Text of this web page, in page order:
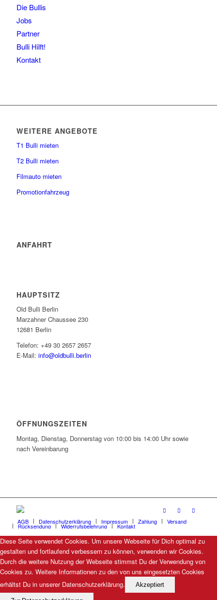
Die Bullis
Jobs
Partner
Bulli Hilft!
Kontakt
WEITERE ANGEBOTE
T1 Bulli mieten
T2 Bulli mieten
Filmauto mieten
Promotionfahrzeug
ANFAHRT
HAUPTSITZ
Old Bulli Berlin
Marzahner Chaussee 230
12681 Berlin
Telefon: +49 30 2657 2657
E-Mail: info@oldbulli.berlin
ÖFFNUNGSZEITEN
Montag, Dienstag, Donnerstag von 10:00 bis 14:00 Uhr sowie
nach Vereinbarung
AGB Datenschutzerklärung Impressum Zahlung Versand
Rücksendung Widerrufsbelehrung Kontakt
Diese Seite verwendet Cookies. Um unsere Webseite für Dich optimal zu
gestalten und fortlaufend verbessern zu können, verwenden wir Cookies.
Durch die weitere Nutzung der Webseite stimmst Du der Verwendung von
Cookies zu. Weitere Informationen zu den von uns eingesetzten Cookies
erhältst Du in unserer Datenschutzerklärung.
Akzeptiert